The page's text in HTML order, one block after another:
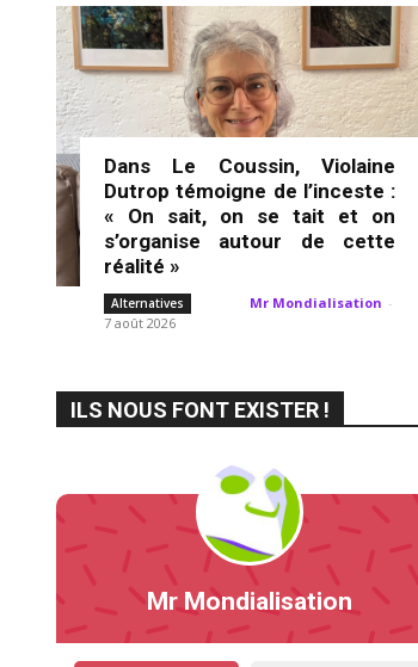
Dans Le Coussin, Violaine
Dutrop témoigne de l’inceste :
« On sait, on se tait et on
s’organise autour de cette
réalité »
Alternatives Mr Mondialisation -
7 août 2026
ILS NOUS FONT EXISTER !
Mr Mondialisation